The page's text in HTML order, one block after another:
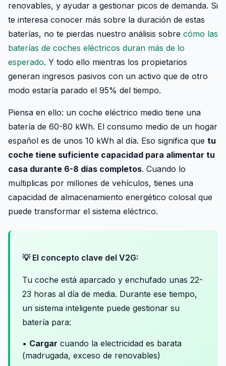
renovables, y ayudar a gestionar picos de demanda. Si
te interesa conocer más sobre la duración de estas
baterías, no te pierdas nuestro análisis sobre cómo las
baterías de coches eléctricos duran más de lo
esperado. Y todo ello mientras los propietarios
generan ingresos pasivos con un activo que de otro
modo estaría parado el 95% del tiempo.
Piensa en ello: un coche eléctrico medio tiene una
batería de 60-80 kWh. El consumo medio de un hogar
español es de unos 10 kWh al día. Eso significa que tu
coche tiene suficiente capacidad para alimentar tu
casa durante 6-8 días completos. Cuando lo
multiplicas por millones de vehículos, tienes una
capacidad de almacenamiento energético colosal que
puede transformar el sistema eléctrico.
💡 El concepto clave del V2G:
Tu coche está aparcado y enchufado unas 22-
23 horas al día de media. Durante ese tiempo,
un sistema inteligente puede gestionar su
batería para:
• Cargar cuando la electricidad es barata
(madrugada, exceso de renovables)